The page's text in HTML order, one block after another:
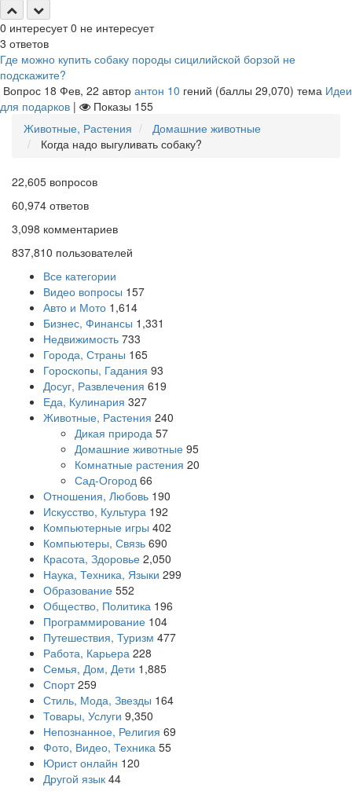
0 интересует 0 не интересует
3 ответов
Где можно купить собаку породы сицилийской борзой не
подскажите?
Вопрос 18 Фев, 22 автор антон 10 гений (баллы 29,070) тема Идеи
для подарков | Показы 155
Животные, Растения
Домашние животные
Когда надо выгуливать собаку?
22,605 вопросов
60,974 ответов
3,098 комментариев
837,810 пользователей
Все категории
Видео вопросы 157
Авто и Мото 1,614
Бизнес, Финансы 1,331
Недвижимость 733
Города, Страны 165
Гороскопы, Гадания 93
Досуг, Развлечения 619
Еда, Кулинария 327
Животные, Растения 240
Дикая природа 57
Домашние животные 95
Комнатные растения 20
Сад-Огород 66
Отношения, Любовь 190
Искусство, Культура 192
Компьютерные игры 402
Компьютеры, Связь 690
Красота, Здоровье 2,050
Наука, Техника, Языки 299
Образование 552
Общество, Политика 196
Программирование 104
Путешествия, Туризм 477
Работа, Карьера 228
Семья, Дом, Дети 1,885
Спорт 259
Стиль, Мода, Звезды 164
Товары, Услуги 9,350
Непознанное, Религия 69
Фото, Видео, Техника 55
Юрист онлайн 120
Другой язык 44